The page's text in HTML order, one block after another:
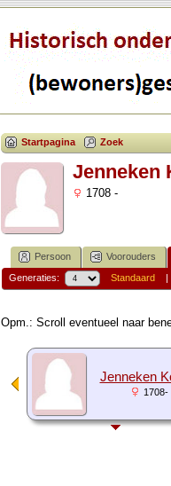
Startpagina Zoek
Jenneken
1708 -
Persoon Voorouders
Generaties: Standaard
Opm.: Scroll eventueel naar
Jenneken
1708-